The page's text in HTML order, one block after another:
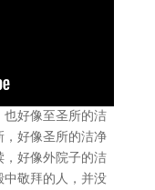
好像至圣所的洁
好像圣所的洁净
好像外院子的洁
敬拜的人，并没